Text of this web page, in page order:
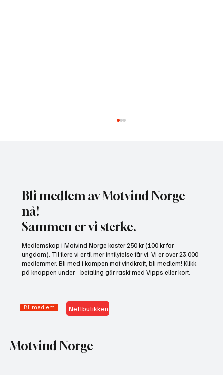
presse fram mer vindkraft
Bli medlem av Motvind Norge
nå!
Sammen er vi sterke.
Medlemskap i Motvind Norge koster 250 kr (100 kr for
ungdom). Til flere vi er til mer innflytelse får vi. Vi er over 23.000
medlemmer. Bli med i kampen mot vindkraft, bli medlem! Klikk
på knappen under - betaling går raskt med Vipps eller kort.
Bli medlem Nettbutikken
Motvind Norge